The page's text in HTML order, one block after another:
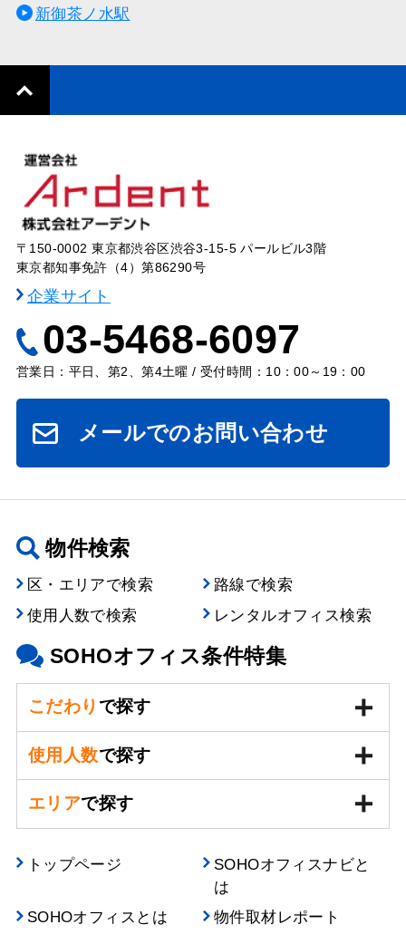
新御茶ノ水駅
〒150-0002 東京都渋谷区渋谷3-15-5 パールビル3階
東京都知事免許（4）第86290号
企業サイト
03-5468-6097
営業日：平日、第2、第4土曜 / 受付時間：10：00～19：00
メールでのお問い合わせ
物件検索
区・エリアで検索
路線で検索
使用人数で検索
レンタルオフィス検索
SOHOオフィス条件特集
こだわり で探す
使用人数で探す
エリアで探す
トップページ
SOHOオフィスナビと
は
SOHOオフィスとは
物件取材レポート